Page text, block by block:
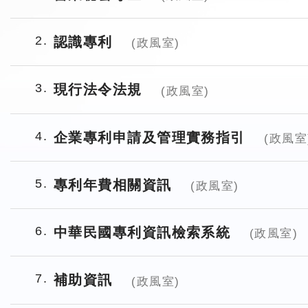
2 認識專利 (政風室)
3 現行法令法規 (政風室)
4 企業專利申請及管理實務指引 (政風
5 專利年費相關資訊 (政風室)
6 中華民國專利資訊檢索系統 (政風室)
7 補助資訊 (政風室)